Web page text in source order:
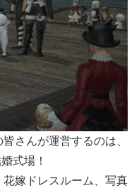
さんが運営するのは、
式場！
嫁ドレスルーム、写真